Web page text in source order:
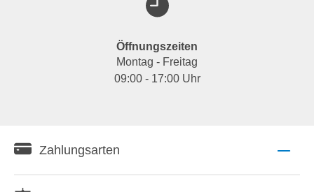
Öffnungszeiten
Montag - Freitag
09:00 - 17:00 Uhr
Zahlungsarten